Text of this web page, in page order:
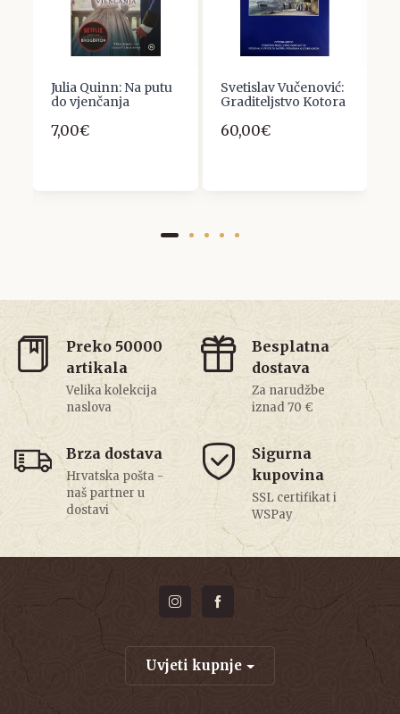
Julia Quinn: Na putu
do vjenčanja
7,00€
Svetislav Vučenović:
Graditeljstvo Kotora
60,00€
Preko 50000
artikala
Velika kolekcija
naslova
Besplatna
dostava
Za narudžbe
iznad 70 €
Brza dostava
Hrvatska pošta -
naš partner u
dostavi
Sigurna
kupovina
SSL certifikat i
WSPay
Uvjeti kupnje